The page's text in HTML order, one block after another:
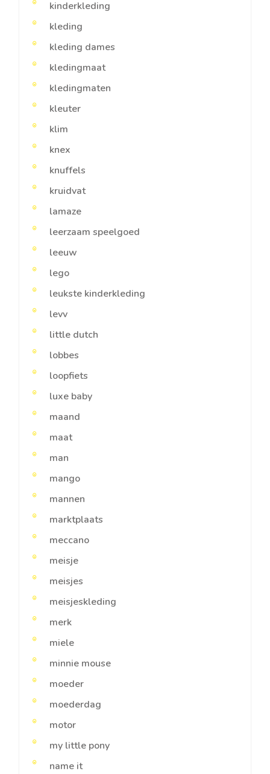
kinderkleding
kleding
kleding dames
kledingmaat
kledingmaten
kleuter
klim
knex
knuffels
kruidvat
lamaze
leerzaam speelgoed
leeuw
lego
leukste kinderkleding
levv
little dutch
lobbes
loopfiets
luxe baby
maand
maat
man
mango
mannen
marktplaats
meccano
meisje
meisjes
meisjeskleding
merk
miele
minnie mouse
moeder
moederdag
motor
my little pony
name it